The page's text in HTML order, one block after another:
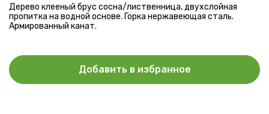
Дерево клееный брус сосна/лиственница, двухслойная
пропитка на водной основе. Горка нержавеющая сталь.
Армированный канат.
Добавить в избранное